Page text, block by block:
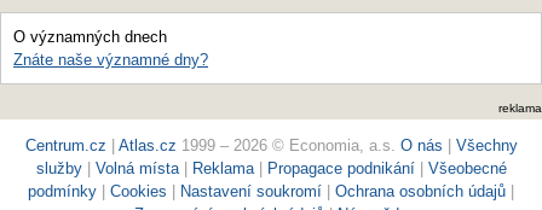
O významných dnech
Znáte naše významné dny?
reklama
Centrum.cz Atlas.cz 1999 – 2026 © Economia, a.s. O nás
Všechny
služby
Volná místa| Reklama Propagace podnikání| Všeobecné
podmínky
Cookies Nastavení soukromí Ochrana osobních údajů